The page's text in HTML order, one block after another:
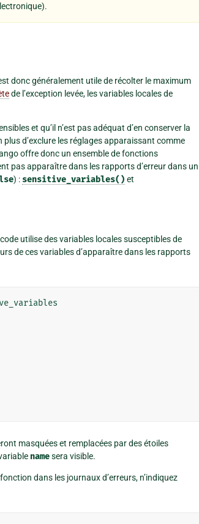
donc généralement utile de récolter le maximum
de l’exception levée, les variables locales de
et qu’il n’est pas adéquat d’en conserver la
d’exclure les réglages apparaissant comme
offre donc un ensemble de fonctions
pas apparaître dans les rapports d’erreur dans un
) : sensitive_variables() et
utilise des variables locales susceptibles de
de ces variables d’apparaître dans les rapports
masquées et remplacées par des étoiles
namesera visible.
dans les journaux d’erreurs, n’indiquez